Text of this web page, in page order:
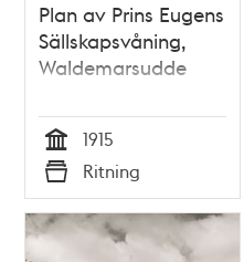
Plan av Prins Eugens
Sällskapsvåning,
Waldemarsudde
Tid
1915
Typ
Ritning